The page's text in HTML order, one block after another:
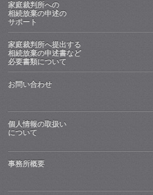
家庭裁判所への
相続放棄の申述の
サポート
家庭裁判所へ提出する
相続放棄の申述書など
必要書類について
お問い合わせ
個人情報の取扱い
について
事務所概要